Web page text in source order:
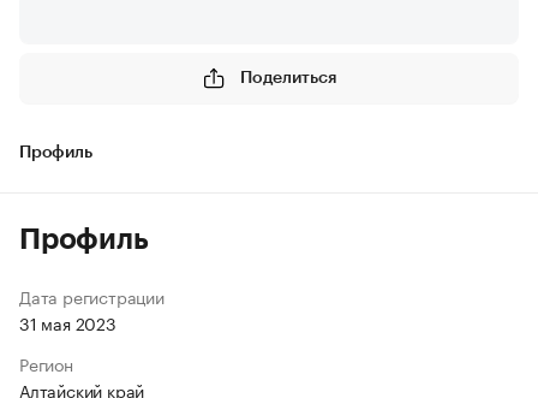
Поделиться
Профиль
Профиль
Дата регистрации
31 мая 2023
Регион
Алтайский край